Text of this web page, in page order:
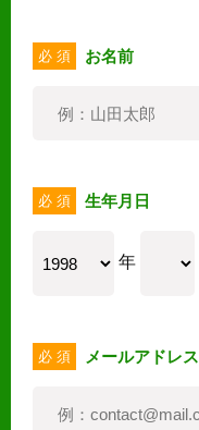
必 須 お名前
必 須 生年月日
年
必 須 メールアドレス